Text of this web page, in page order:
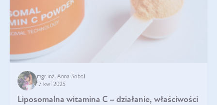
mgr inż. Anna Sobol
17 kwi 2025
Liposomalna witamina C – działanie, właściwości